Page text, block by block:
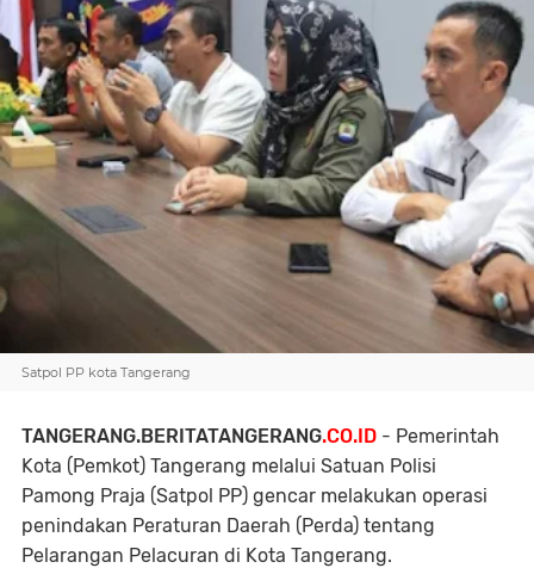
Satpol PP kota Tangerang
TANGERANG.BERITATANGERANG.CO.ID - Pemerintah
Kota (Pemkot) Tangerang melalui Satuan Polisi
Pamong Praja (Satpol PP) gencar melakukan operasi
penindakan Peraturan Daerah (Perda) tentang
Pelarangan Pelacuran di Kota Tangerang.